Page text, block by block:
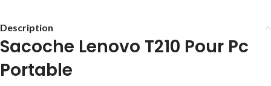
Description
Sacoche Lenovo T210 Pour Pc
Portable